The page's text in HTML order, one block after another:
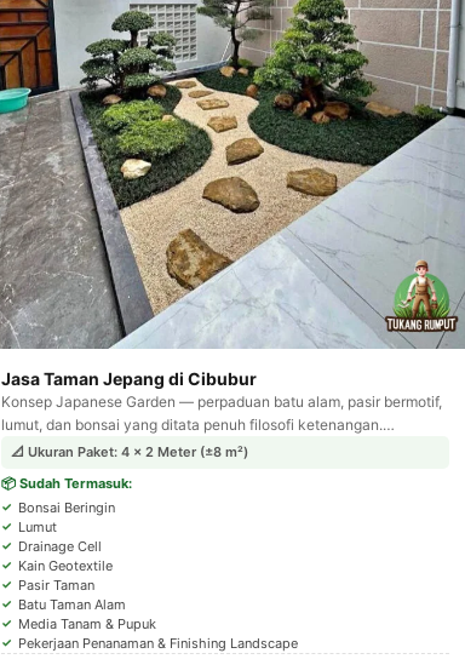
Jasa Taman Jepang di Cibubur
Konsep Japanese Garden — perpaduan batu alam, pasir bermotif,
lumut, dan bonsai yang ditata penuh filosofi ketenangan.
Menghadirkan suasana zen dan meditatif di halaman rumah Anda.
📐 Ukuran Paket: 4 × 2 Meter (±8 m²)
📦 Sudah Termasuk:
Bonsai Beringin
Lumut
Drainage Cell
Kain Geotextile
Pasir Taman
Batu Taman Alam
Media Tanam & Pupuk
Pekerjaan Penanaman & Finishing Landscape